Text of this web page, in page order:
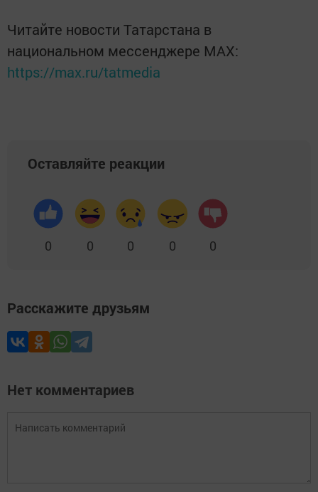
Читайте новости Татарстана в
национальном мессенджере MАХ:
https://max.ru/tatmedia
Оставляйте реакции
0 0 0 0 0
Расскажите друзьям
Нет комментариев